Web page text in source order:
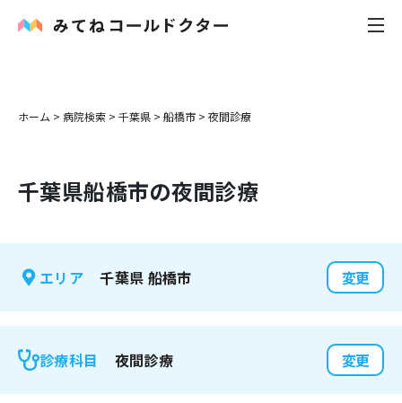
内科
花粉症
感染症
ホーム > 病院検索 > 千葉県 > 船橋市 > 夜間診療
千葉県船橋市の夜間診療
エリア 千葉県 船橋市 変更
診療科目 夜間診療 変更